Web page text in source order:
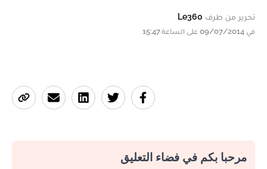
تحرير من طرف Le360
في 09/07/2014 على الساعة 15:47
مرحبا بكم في فضاء التعليق